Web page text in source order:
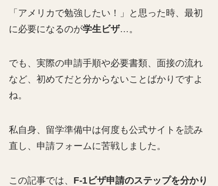
「アメリカで勉強したい！」と思った時、最初
に必要になるのが学生ビザ…。
でも、実際の申請手順や必要書類、面接の流れ
など、初めてだと分からないことばかりですよ
ね。
私自身、留学準備中は何度も公式サイトを読み
直し、申請フォームに苦戦しました。
この記事では、 F-1ビザ申請のステップを分かり